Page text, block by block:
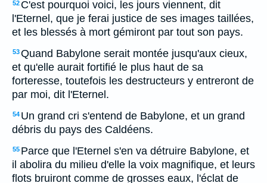
52 C'est pourquoi voici, les jours viennent, dit
l'Eternel, que je ferai justice de ses images taillées,
et les blessés à mort gémiront par tout son pays.
53Quand Babylone serait montée jusqu'aux cieux,
et qu'elle aurait fortifié le plus haut de sa
forteresse, toutefois les destructeurs y entreront de
par moi, dit l'Eternel.
54 Un grand cri s'entend de Babylone, et un grand
débris du pays des Caldéens.
55 Parce que l'Eternel s'en va détruire Babylone, et
il abolira du milieu d'elle la voix magnifique, et leurs
flots bruiront comme de grosses eaux, l'éclat de